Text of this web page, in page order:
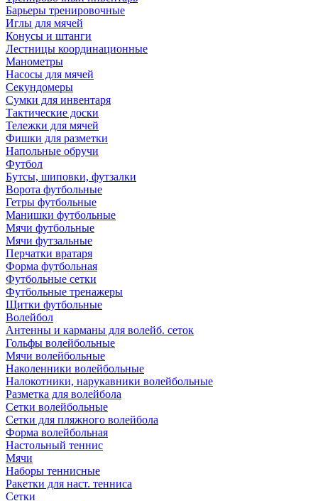
Барьеры тренировочные
Иглы для мячей
Конусы и штанги
Лестницы координационные
Манометры
Насосы для мячей
Секундомеры
Сумки для инвентаря
Тактические доски
Тележки для мячей
Фишки для разметки
Напольные обручи
Футбол
Бутсы, шиповки, футзалки
Ворота футбольные
Гетры футбольные
Манишки футбольные
Мячи футбольные
Мячи футзальные
Перчатки вратаря
Форма футбольная
Футбольные сетки
Футбольные тренажеры
Щитки футбольные
Волейбол
Антенны и карманы для волейб. сеток
Гольфы волейбольные
Мячи волейбольные
Наколенники волейбольные
Налокотники, нарукавники волейбольные
Разметка для волейбола
Сетки волейбольные
Сетки для пляжного волейбола
Форма волейбольная
Настольный теннис
Мячи
Наборы теннисные
Ракетки для наст. тенниса
Сетки